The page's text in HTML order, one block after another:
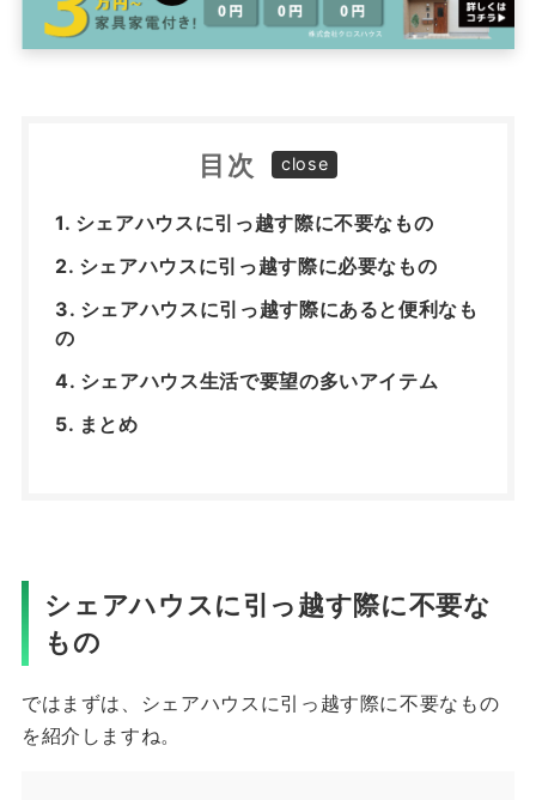
目次
シェアハウスに引っ越す際に不要なもの
シェアハウスに引っ越す際に必要なもの
シェアハウスに引っ越す際にあると便利なも
の
シェアハウス生活で要望の多いアイテム
まとめ
シェアハウスに引っ越す際に不要な
もの
ではまずは、シェアハウスに引っ越す際に不要なもの
を紹介しますね。